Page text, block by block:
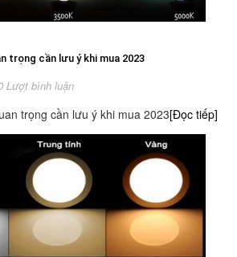
trọng cần lưu ý khi mua 2023
Lượt bình luận
trọng cần lưu ý khi mua 2023[Đọc tiếp]